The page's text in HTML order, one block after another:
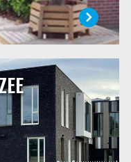
DE MEIE, ZIERIKZEE
basisonderwijs. Op
die niet verder kunnen
volgen hier een
dingen die ze in een
In heel veel opzichten
in de buurt.